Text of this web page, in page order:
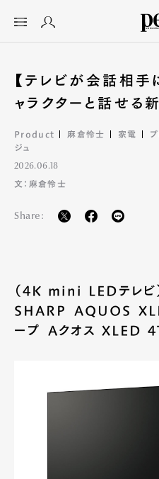
【テレビが会話相
ャラクターと話せる
Product 麻倉怜士 家電
ジュ
2026.06.18
文：麻倉怜士
Share:
（4K mini LEDテレビ
SHARP AQUOS
ープ Aクオス XLED